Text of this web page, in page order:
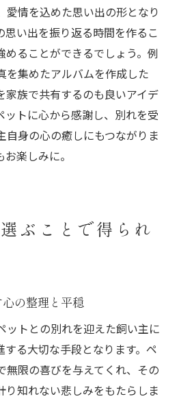
愛情を込めた思い出の形となり
思い出を振り返る時間を作るこ
めることができるでしょう。例
を集めたアルバムを作成した
家族で共有するのも良いアイデ
ットに心から感謝し、別れを受
自身の心の癒しにもつながりま
楽しみに。
ぶことで得られ
の整理と平穏
ットとの別れを迎えた飼い主に
する大切な手段となります。ペ
無限の喜びを与えてくれ、その
り知れない悲しみをもたらしま